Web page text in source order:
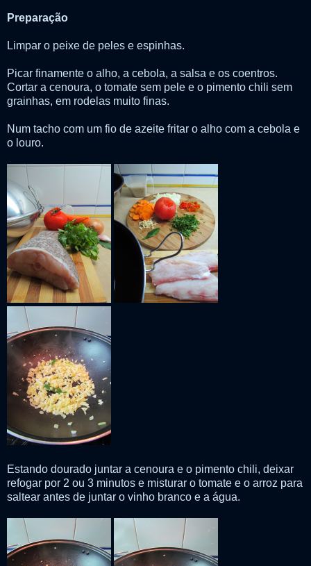
Preparação
Limpar o peixe de peles e espinhas.
Picar finamente o alho, a cebola, a salsa e os coentros.
Cortar a cenoura, o tomate sem pele e o pimento chili sem
grainhas, em rodelas muito finas.
Num tacho com um fio de azeite fritar o alho com a cebola e
o louro.
Estando dourado juntar a cenoura e o pimento chili, deixar
refogar por 2 ou 3 minutos e misturar o tomate e o arroz para
saltear antes de juntar o vinho branco e a água.